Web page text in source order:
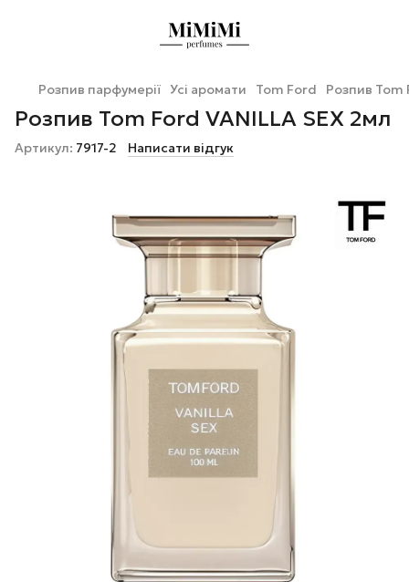
Розпив парфумерії Усі аромати Tom Ford Розпив Tom
Розпив Tom Ford VANILLA SEX 2мл
Артикул: 7917-2 Написати відгук